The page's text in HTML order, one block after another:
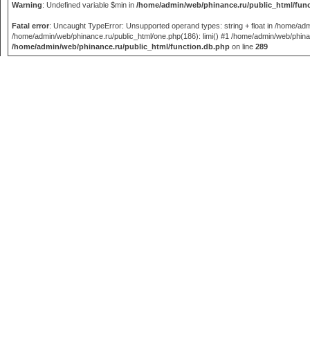
Warning: Undefined variable $min in /home/admin/web/phinance.ru/public_html/
Fatal error: Uncaught TypeError: Unsupported operand types: string + float in /home/
/home/admin/web/phinance.ru/public_html/one.php(186): limi() #1 /home/admin/web/
/home/admin/web/phinance.ru/public_html/function.db.php on line 289